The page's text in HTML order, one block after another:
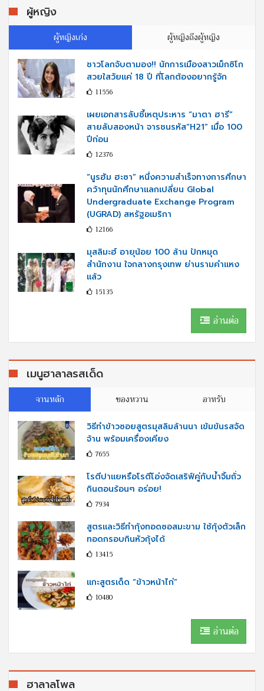
ผู้หญิง
ผู้หญิงเก่ง ผู้หญิงถึงผู้หญิง
ชาวโลกจับตามอง!! นักการเมืองสาวเม็กซิโก
สวยใสวัยแค่ 18 ปี ที่โลกต้องอยากรู้จัก
11556
เผยเอกสารลับชี้เหตุประหาร “มาตา ฮารี”
สายลับสองหน้า จารชนรหัส“H21” เมื่อ 100
ปีก่อน
12376
“นูรฮัม ฮะซา” หนึ่งความสำเร็จทางการศึกษา
คว้าทุนนักศึกษาแลกเปลี่ยน Global
Undergraduate Exchange Program
(UGRAD) สหรัฐอเมริกา
12166
มุสลิมะฮ์ อายุน้อย 100 ล้าน ปักหมุด
สำนักงาน ใจกลางกรุงเทพ ย่านรามคำแหง
แล้ว
15135
อ่านต่อ
เมนูฮาลาลรสเด็ด
จานหลัก ของหวาน อาหรับ
วิธีทำข้าวซอยสูตรมุสลิมล้านนา เข้มข้นรสจัด
จ้าน พร้อมเครื่องเคียง
7655
โรตีปาแยหรือโรตีโอ่งจัดเสริฟ์คู่กับนํ้าจิ้มถั่ว
กินตอนร้อนๆ อร่อย!
7934
สูตรและวิธีทำกุ้งทอดซอสมะขาม ใช้กุ้งตัวเล็ก
ทอดกรอบกินหัวกุ้งได้
13415
แกะสูตรเด็ด “ข้าวหน้าไก่”
10480
อ่านต่อ
ฮาลาลโพล